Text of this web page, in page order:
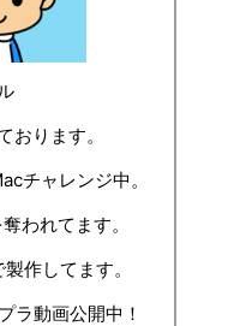
おります。
チャレンジ中。
われてます。
作してます。
ラ動画公開中！